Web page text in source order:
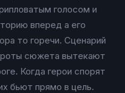
голосом и
вперед а его
то горечи. Сценарий
сюжета вытекают
Когда герои спорят
бьют прямо в цель.